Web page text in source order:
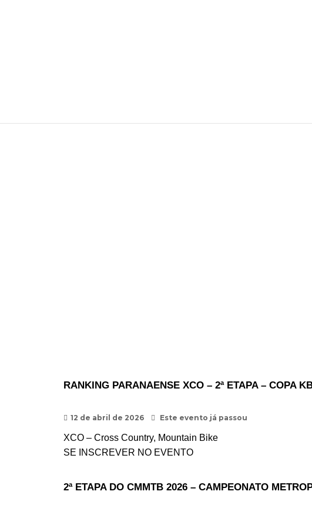
RANKING PARANAENSE XCO – 2ª ETAPA – COPA
12 de abril de 2026 Este evento já passou
XCO – Cross Country, Mountain Bike
SE INSCREVER NO EVENTO
2ª ETAPA DO CMMTB 2026 – CAMPEONATO